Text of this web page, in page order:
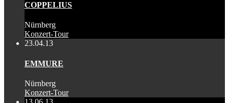
COPPELIUS
Nürnberg
Konzert-Tour
23.04.13
EMMURE
Nürnberg
Konzert-Tour